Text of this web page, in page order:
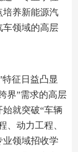
培养新能源汽
车领域的高层
特征日益凸显
界”需求的高层
就突破“车辆
、动力工程、
领域招收学